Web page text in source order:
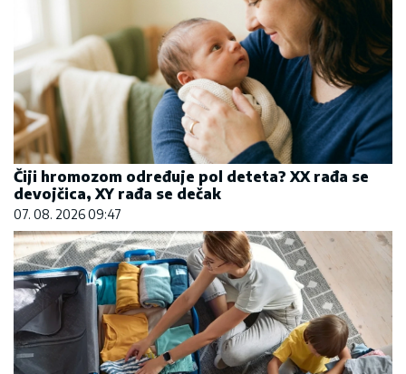
Čiji hromozom određuje pol deteta? XX rađa se
devojčica, XY rađa se dečak
07. 08. 2026 09:47